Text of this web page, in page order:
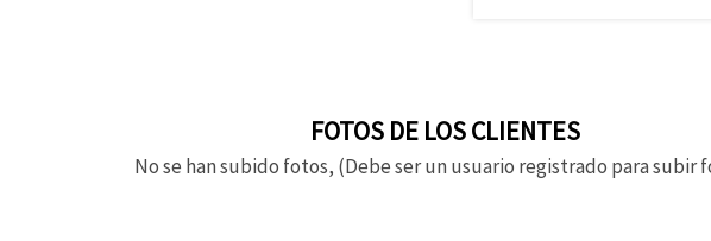
FOTOS DE LOS CLIENTES
No se han subido fotos, (Debe ser un usuario registrado para subir